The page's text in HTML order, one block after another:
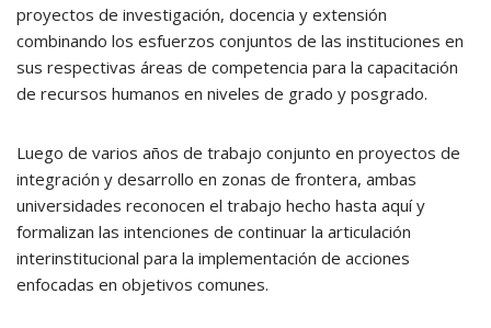
proyectos de investigación, docencia y extensión
combinando los esfuerzos conjuntos de las instituciones en
sus respectivas áreas de competencia para la capacitación
de recursos humanos en niveles de grado y posgrado.
Luego de varios años de trabajo conjunto en proyectos de
integración y desarrollo en zonas de frontera, ambas
universidades reconocen el trabajo hecho hasta aquí y
formalizan las intenciones de continuar la articulación
interinstitucional para la implementación de acciones
enfocadas en objetivos comunes.